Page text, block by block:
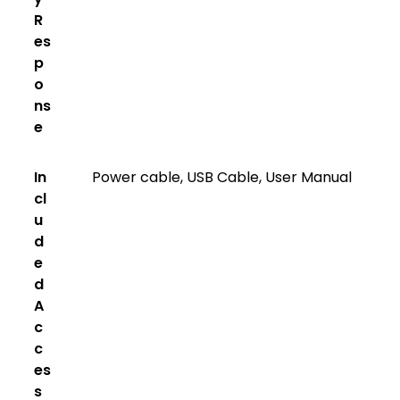
R
es
p
o
ns
e
In
cl
u
d
e
d
A
c
c
es
s
Power cable, USB Cable, User Manual